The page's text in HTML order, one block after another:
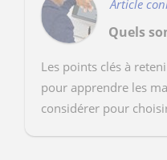
Article
Les points clés à
pour apprendre les
considérer pour